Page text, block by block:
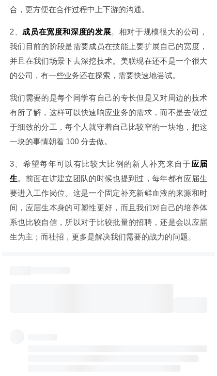
合，更方便在合作过程中上下游的沟通。
2、 成员在宽度和深度的发展。相对于规模很大的公司，
我们目前的阶段是需要成员在技能上要扩展自己的宽度，
并且在我们场景下去深挖技术。美联现在还不是一个很大
的公司，有一些业务还在探索，需要快速地尝试。
我们需要的是每个同学有自己的专长但是又对周边的技术
有所了解，这样可以快速响应业务的需求，而不是去做过
于细致的分工，每个人就守着自己比较窄的一块地，把这
一块的事情朝着 100 分去做。
3、希望每年可以有比较大比例的新人补充来自于应届
生。前面在讲建立团队的时候也提到过，每年都有应届生
要进入工作岗位。这是一个固定补充新鲜血液的来源和时
间，应届生本身的可塑性更好，而且我们对自己的培养体
系也比较自信，所以对于比较批量的招聘，还是会以应届
生为主；而社招，更多是解决我们需要的战力的问题。